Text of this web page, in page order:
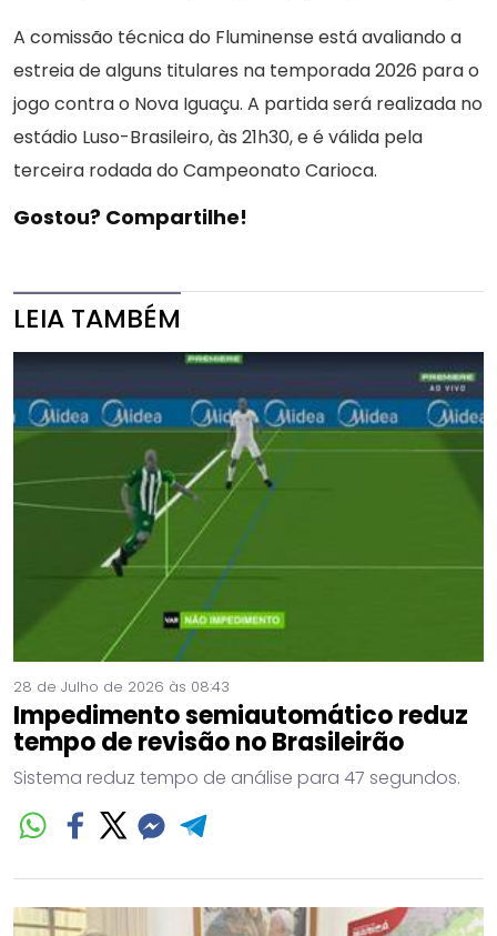
A comissão técnica do Fluminense está avaliando a
estreia de alguns titulares na temporada 2026 para o
jogo contra o Nova Iguaçu. A partida será realizada no
estádio Luso-Brasileiro, às 21h30, e é válida pela
terceira rodada do Campeonato Carioca.
Gostou? Compartilhe!
LEIA TAMBÉM
28 de Julho de 2026 às 08:43
Impedimento semiautomático reduz
tempo de revisão no Brasileirão
Sistema reduz tempo de análise para 47 segundos.